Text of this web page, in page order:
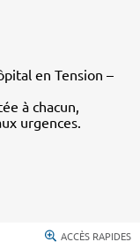
en Tension –
à chacun,
urgences.
ACCÈS RAPIDES